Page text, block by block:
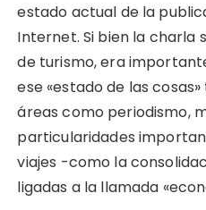
estado actual de la
Internet. Si bien la charla
de turismo, era
ese «estado de las
áreas como periodismo,
particularidades
viajes -como la
ligadas a la llamada